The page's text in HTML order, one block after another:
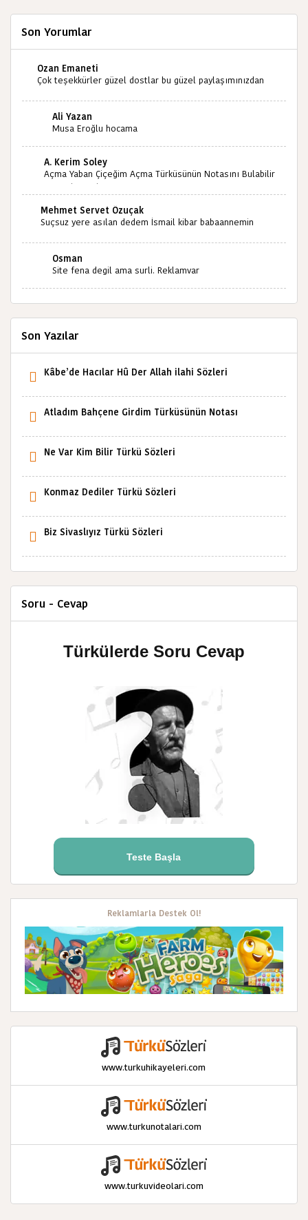
Son Yorumlar
Ozan Emaneti
Çok teşekkürler güzel dostlar bu güzel paylaşımınızdan
ölmeyecektir tekrar teşekkürler saygılarımla
Ali Yazan
Musa Eroğlu hocama
A. Kerim Soley
Açma Yaban Çiçeğim Açma Türküsünün Notasını Bulabilir
miyiz ?İlginiz İçin Şimdiden Teşekkürler.
Mehmet Servet Özuçak
Suçsuz yere asılan dedem İsmail kibar babaannemin
Osman
Site fena degil ama surli. Reklamvar
Son Yazılar
Kâbe’de Hacılar Hû Der Allah ilahi Sözleri
Atladım Bahçene Girdim Türküsünün Notası
Ne Var Kim Bilir Türkü Sözleri
Konmaz Dediler Türkü Sözleri
Biz Sivaslıyız Türkü Sözleri
Soru - Cevap
Türkülerde Soru Cevap
Teste Başla
Reklamlarla Destek Ol!
www.turkuhikayeleri.com
www.turkunotalari.com
www.turkuvideolari.com